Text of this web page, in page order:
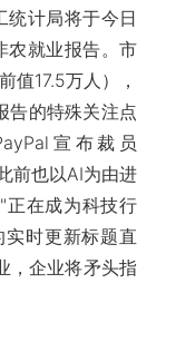
计局将于今日
农就业报告。市
值17.5万人），
告的特殊关注点
宣布裁员
前也以AI为由进
正在成为科技行
实时更新标题直
，企业将矛头指